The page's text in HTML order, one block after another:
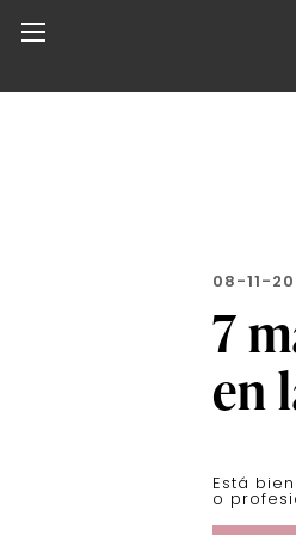
Noticias de negocios,
08-11-
7
en
Está
o